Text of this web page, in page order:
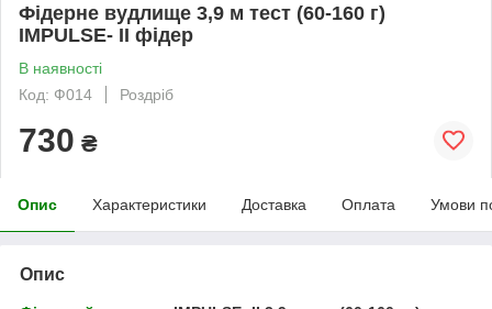
Фідерне вудлище 3,9 м тест (60-160 г)
IMPULSE- II фідер
В наявності
Код: Ф014
Роздріб
730 ₴
Опис Характеристики Доставка Оплата Умови
Опис